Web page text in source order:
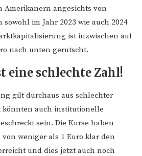
Amerikanern angesichts von
im Jahr 2023 wie auch 2024
ist inzwischen auf
nach unten gerutscht.
eine schlechte Zahl!
gilt durchaus aus schlechter
könnten auch institutionelle
sein. Die Kurse haben
weniger als 1 Euro klar den
und dies jetzt auch noch